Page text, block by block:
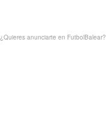
¿Quieres anunciarte en FutbolBalear?